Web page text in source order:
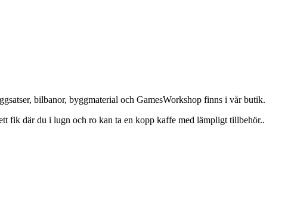
bilbanor, byggmaterial och GamesWorkshop finns i vår butik.
fik där du i lugn och ro kan ta en kopp kaffe med lämpligt tillbehör..